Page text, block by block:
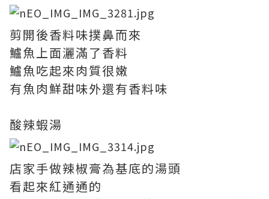
剪開後香料味撲鼻而來
鱸魚上面灑滿了香料
鱸魚吃起來肉質很嫩
有魚肉鮮甜味外還有香料味
酸辣蝦湯
店家手做辣椒膏為基底的湯頭
看起來紅通通的